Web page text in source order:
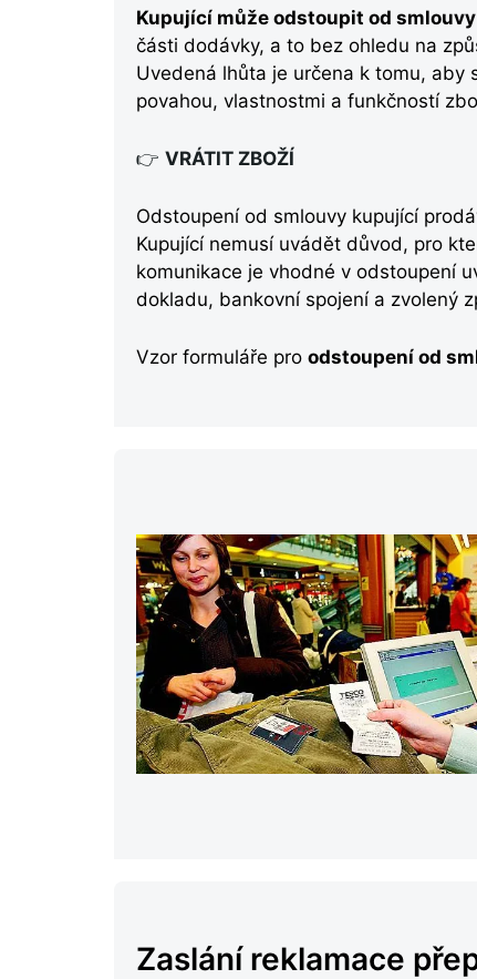
Kupující může odstoupit od
části dodávky, a to bez ohledu na
Uvedená lhůta je určena k tomu, aby
povahou, vlastnostmi a funkčností
👉 VRÁTIT ZBOŽÍ
Odstoupení od smlouvy kupující
Kupující nemusí uvádět důvod, pro
komunikace je vhodné v odstoupení
dokladu, bankovní spojení a zvolený
Vzor formuláře pro odstoupení od
Zaslání reklamace